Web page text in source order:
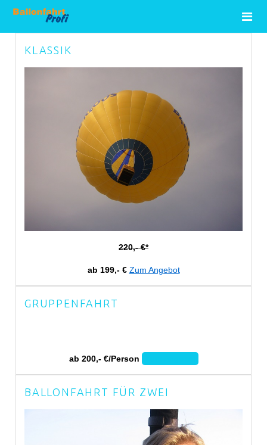
KLASSIK
220,- €*
ab 199,- € Zum Angebot
GRUPPENFAHRT
ab 200,- €/Person
BALLONFAHRT FÜR ZWEI